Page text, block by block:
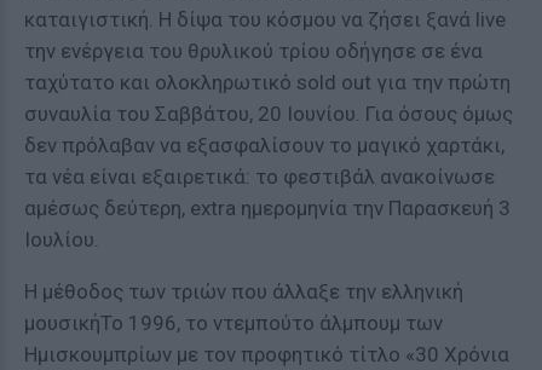
καταιγιστική. Η δίψα του κόσμου να ζήσει ξανά live
την ενέργεια του θρυλικού τρίου οδήγησε σε ένα
ταχύτατο και ολοκληρωτικό sold out για την πρώτη
συναυλία του Σαββάτου, 20 Ιουνίου. Για όσους όμως
δεν πρόλαβαν να εξασφαλίσουν το μαγικό χαρτάκι,
τα νέα είναι εξαιρετικά: το φεστιβάλ ανακοίνωσε
αμέσως δεύτερη, extra ημερομηνία την Παρασκευή 3
Ιουλίου.
Η μέθοδος των τριών που άλλαξε την ελληνική
μουσικήΤο 1996, το ντεμπούτο άλμπουμ των
Ημισκουμπρίων με τον προφητικό τίτλο «30 Χρόνια